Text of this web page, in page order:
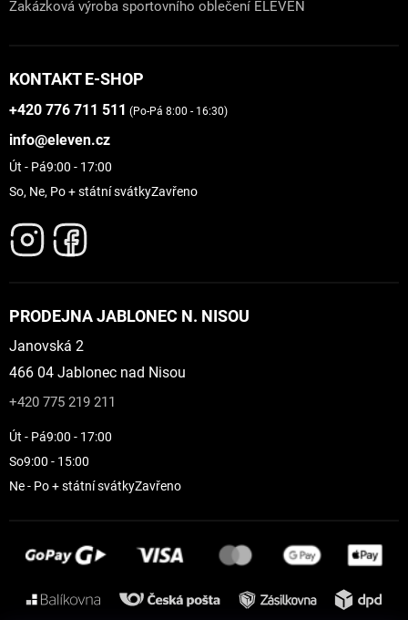
Zakázková výroba sportovního oblečení ELEVEN
KONTAKT E-SHOP
+420 776 711 511 (Po-Pá 8:00 - 16:30)
info@eleven.cz
Út - Pá9:00 - 17:00
So, Ne, Po + státní svátkyZavřeno
PRODEJNA JABLONEC N. NISOU
Janovská 2
466 04 Jablonec nad Nisou
+420 775 219 211
Út - Pá9:00 - 17:00
So9:00 - 15:00
Ne - Po + státní svátkyZavřeno